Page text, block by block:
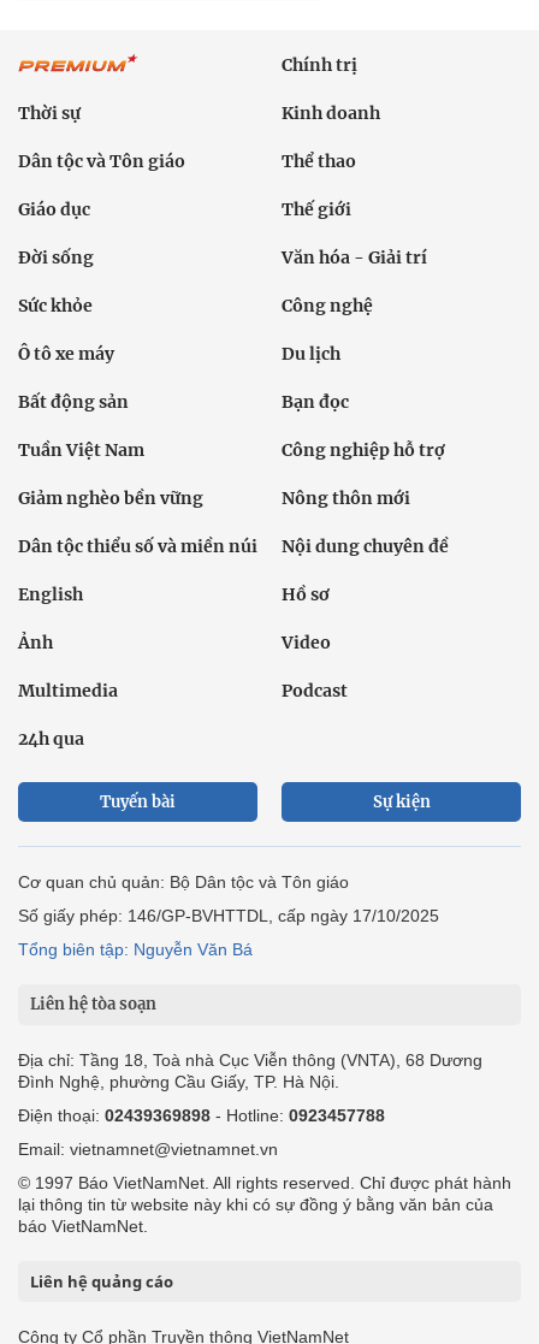
Chính trị
Thời sự Kinh doanh
Dân tộc và Tôn giáo Thể thao
Giáo dục Thế giới
Đời sống Văn hóa - Giải trí
Sức khỏe Công nghệ
Ô tô xe máy Du lịch
Bất động sản Bạn đọc
Tuần Việt Nam Công nghiệp hỗ trợ
Giảm nghèo bền vững Nông thôn mới
Dân tộc thiểu số và miền núi Nội dung chuyên đề
English Hồ sơ
Ảnh Video
Multimedia Podcast
24h qua
Tuyến bài Sự kiện
Cơ quan chủ quản: Bộ Dân tộc và Tôn giáo
Số giấy phép: 146/GP-BVHTTDL, cấp ngày 17/10/2025
Tổng biên tập: Nguyễn Văn Bá
Liên hệ tòa soạn
Địa chỉ: Tầng 18, Toà nhà Cục Viễn thông (VNTA), 68 Dương
Đình Nghệ, phường Cầu Giấy, TP. Hà Nội.
Điện thoại: 02439369898 - Hotline: 0923457788
Email: vietnamnet@vietnamnet.vn
© 1997 Báo VietNamNet. All rights reserved. Chỉ được phát hành
lại thông tin từ website này khi có sự đồng ý bằng văn bản của
báo VietNamNet.
Liên hệ quảng cáo
Công ty Cổ phần Truyền thông VietNamNet